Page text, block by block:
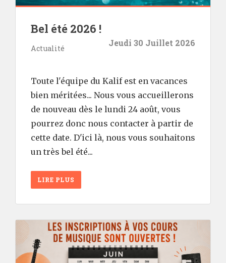
Bel été 2026 !
Actualité
Jeudi 30 Juillet 2026
Toute l'équipe du Kalif est en vacances
bien méritées... Nous vous accueillerons
de nouveau dès le lundi 24 août, vous
pourrez donc nous contacter à partir de
cette date. D'ici là, nous vous souhaitons
un très bel été...
LIRE PLUS